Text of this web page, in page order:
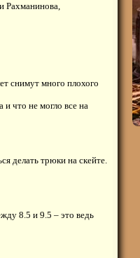
Рахманинова,
снимут много плохого
что не могло все на
делать трюки на скейте.
8.5 и 9.5 – это ведь